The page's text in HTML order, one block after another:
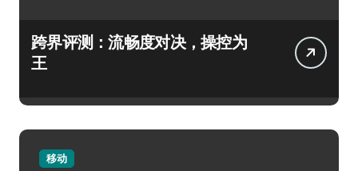
跨界评测：流畅度对决，操控为
王
移动